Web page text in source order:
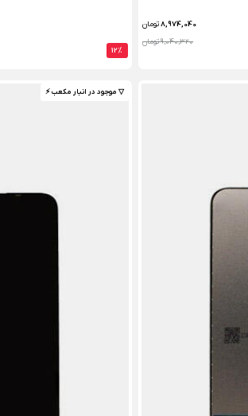
8,974,040تومان
9,040,320 تومان
12%
▽ موجود در انبار مکعب ⚡️